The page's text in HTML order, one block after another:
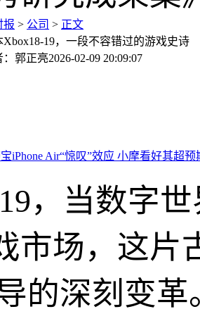
报 > 公司 > 正文
19，一段不容错过的游戏史诗
：郭正亮2026-02-09 20:09:07
，当数字
市场，这片
的深刻变